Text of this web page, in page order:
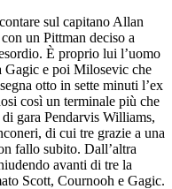
sul capitano Allan
un Pittman deciso a
È proprio lui l’uomo
Gagic e poi Milosevic che
otto in sette minuti l’ex
così un terminale più che
gara Pendarvis Williams,
di cui tre grazie a una
fallo subito. Dall’altra
avanti di tre la
Scott, Cournooh e Gagic.